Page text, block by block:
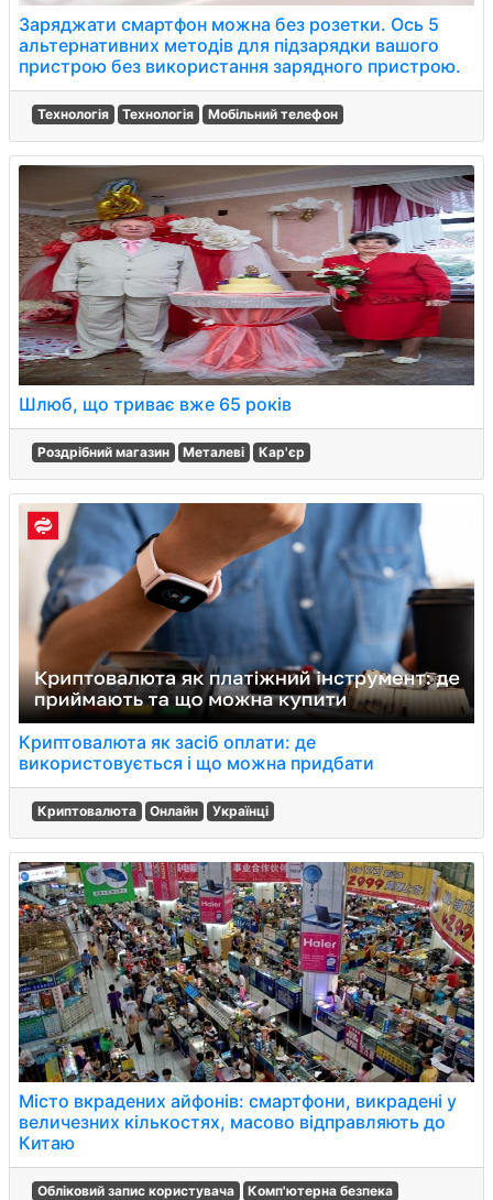
Заряджати смартфон можна без розетки. Ось 5
альтернативних методів для підзарядки вашого
пристрою без використання зарядного пристрою.
Технологія Технологія Мобільний телефон
Шлюб, що триває вже 65 років
Роздрібний магазин Металеві Кар'єр
Криптовалюта як засіб оплати: де
використовується і що можна придбати
Криптовалюта Онлайн Українці
Місто вкрадених айфонів: смартфони, викрадені у
величезних кількостях, масово відправляють до
Китаю
Обліковий запис користувача
Комп'ютерна безпека